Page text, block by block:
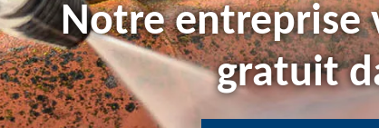
Notre entreprise
gratuit